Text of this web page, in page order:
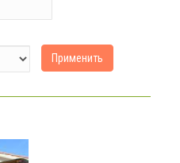
Применить